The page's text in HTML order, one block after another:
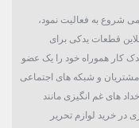
در سال 1393 بصورت رسمی شروع به فعالیت نمود،
قطعات یدکی برای
کار هموراه خود را یک عضو
مشتریان و شبکه های اجتماعی
های غم انگیزی مانند
در خرید لوازم تحریر